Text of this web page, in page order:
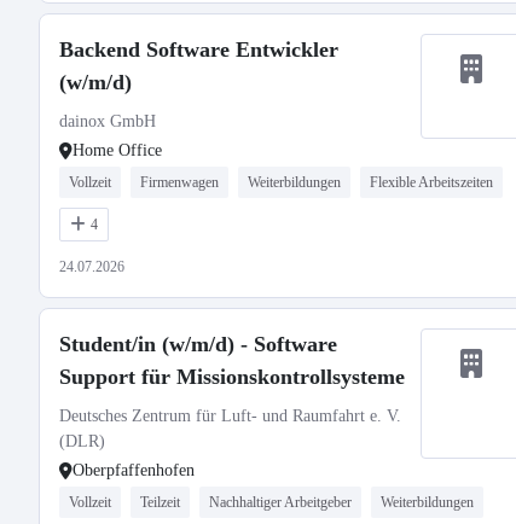
Backend Software Entwickler
(w/m/d)
dainox GmbH
Home Office
Vollzeit Firmenwagen Weiterbildungen Flexible Arbeitszeiten
4
24.07.2026
Student/in (w/m/d) - Software
Support für Missionskontrollsysteme
Deutsches Zentrum für Luft- und Raumfahrt e. V.
(DLR)
Oberpfaffenhofen
Vollzeit Teilzeit Nachhaltiger Arbeitgeber Weiterbildungen